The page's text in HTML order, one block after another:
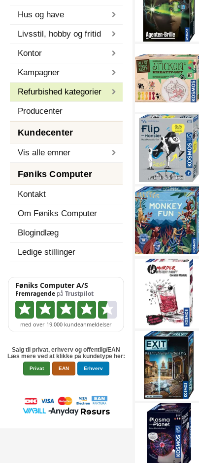
Hus og have
Livsstil, hobby og fritid
Kontor
Kampagner
Refurbished kategorier
Producenter
Kundecenter
Vis alle emner
Føniks Computer
Kontakt
Om Føniks Computer
Blogindlæg
Ledige stillinger
Salg til privat, erhverv og offentlig/EAN
Læs mere ved at klikke på kundetype her:
Privat EAN Erhverv